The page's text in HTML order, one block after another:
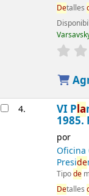
Detalles
4. VI Pla
1985.
por
Oficina
Preside
Tipode
Detalles